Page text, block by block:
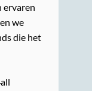
ervaren
we
die het